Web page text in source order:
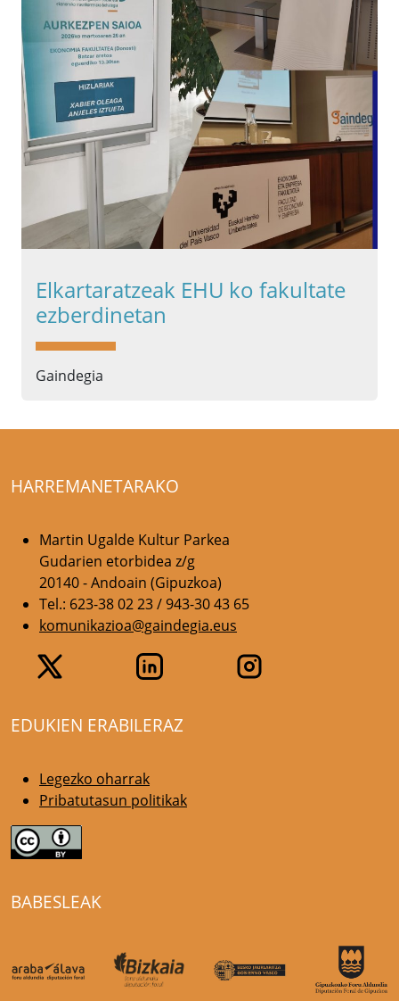
Elkartaratzeak EHU ko fakultate
ezberdinetan
Gaindegia
HARREMANETARAKO
Martin Ugalde Kultur Parkea
Gudarien etorbidea z/g
20140 - Andoain (Gipuzkoa)
Tel.: 623-38 02 23 / 943-30 43 65
komunikazioa@gaindegia.eus
EDUKIEN ERABILERAZ
Legezko oharrak
Pribatutasun politikak
BABESLEAK